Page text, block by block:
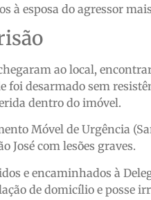
à esposa do agressor
ao local,
foi desarmado sem
dentro do imóvel.
Móvel de Urgência
José com lesões graves.
e encaminhados à
de domicílio e posse